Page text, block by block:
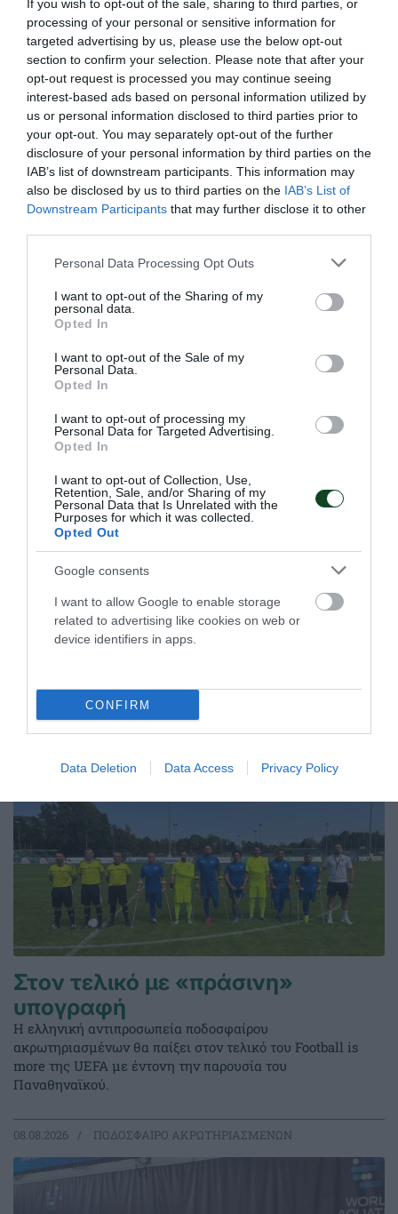
If you wish to opt-out of the sale, sharing to third parties, or
processing of your personal or sensitive information for
targeted advertising by us, please use the below opt-out
section to confirm your selection. Please note that after your
opt-out request is processed you may continue seeing
interest-based ads based on personal information utilized by
us or personal information disclosed to third parties prior to
your opt-out. You may separately opt-out of the further
disclosure of your personal information by third parties on the
IAB’s list of downstream participants. This information may
also be disclosed by us to third parties on the IAB’s List of
Downstream Participants that may further disclose it to other
Please note that this website/app uses one or more Google
not limited to your visit or usage behaviour. You may click to
grant or deny consent to Google and its third-party tags to
use your data for below specified purposes in below Google
consent section.
Personal Data Processing Opt Outs
I want to opt-out of the Sharing of my
personal data.
Opted In
I want to opt-out of the Sale of my
Personal Data.
Opted In
I want to opt-out of processing my
Personal Data for Targeted Advertising.
Opted In
I want to opt-out of Collection, Use,
Retention, Sale, and/or Sharing of my
Personal Data that Is Unrelated with the
Purposes for which it was collected.
Opted Out
Google consents
I want to allow Google to enable storage
related to advertising like cookies on web or
device identifiers in apps.
CONFIRM
Data Deletion Data Access Privacy Policy
Δύο στα δύο με «πράσινη»
σύμβολη
Η Εθνική ομάδα μπάσκετ Κορασίδων έκανε το δύο στα δύο
στο EuroBasket Β' κατηγορίας έχοντας τη Μαριάνθη
Φουλάρει για την πέμπτη θέση η
Εθνική Νεανίδων
Η Εθνική ομάδα μπάσκετ Νεανίδων νίκησε τη Βουλγαρία
και θα παίξει για την πέμπτη θέση στο EuroBasket Β'
κατηγορίας έχοντας δύο παίκτριες του Παναθηναϊκού στη
ΑΚΑΔΗΜΙΑ ΚΑΛΑΘΟΣΦΑΙΡΙΣΗΣ
Στον τελικό με «πράσινη»
υπογραφή
Η ελληνική αντιπροσωπεία ποδοσφαίρου
ακρωτηριασμένων θα παίξει στον τελικό του Football is
more της UEFA με έντονη την παρουσία του
Παναθηναϊκού.
08.08.2026 ΠΟΔΟΣΦΑΙΡΟ ΑΚΡΩΤΗΡΙΑΣΜΕΝΩΝ